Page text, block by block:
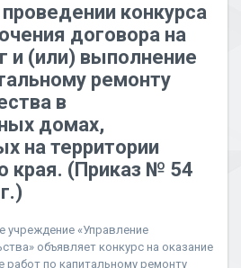
конкурса
договора на
и (или) выполнение
ремонту
в
домах,
на территории
края. (Приказ № 54
учреждение «Управление
объявляет конкурс на оказание
работ по капитальному ремонту